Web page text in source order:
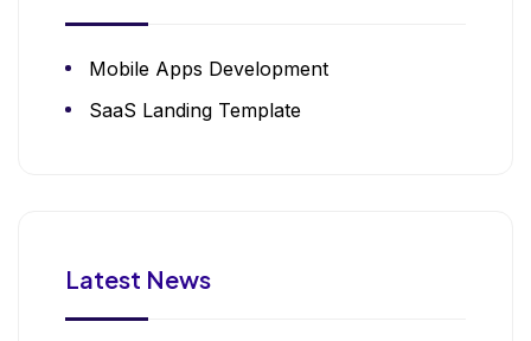
Mobile Apps Development
SaaS Landing Template
Latest News